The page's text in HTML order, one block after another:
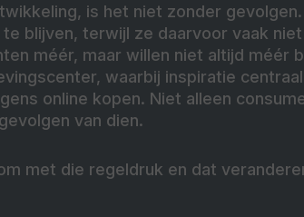
is het niet zonder gevolgen.
blijven, terwijl ze daarvoor vaak
méér, maar willen niet altijd méér
waarbij inspiratie
online kopen. Niet alleen
van dien.
met die regeldruk en dat